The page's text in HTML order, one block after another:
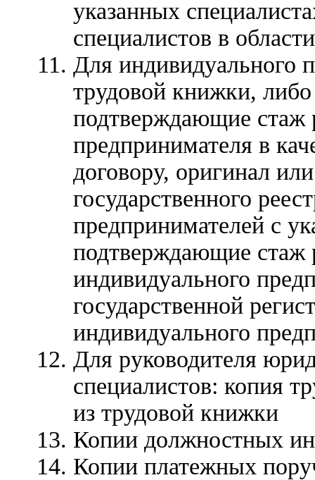
указанных
специалистов в
Для индивидуального
трудовой книжки,
подтверждающие стаж
предпринимателя в
договору, оригинал
государственного
предпринимателей с
подтверждающие стаж
индивидуального
государственной
индивидуального
Для руководителя
специалистов: копия
из трудовой книжки
Копии должностных
Копии платежных